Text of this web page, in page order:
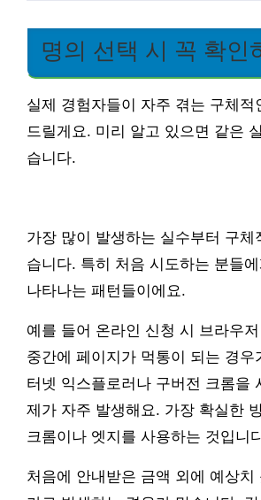
명의 선택 시 꼭 확인
실제 경험자들이 자주 겪는 구체적
드릴게요. 미리 알고 있으면 같은
습니다.
가장 많이 발생하는 실수부터 구체
습니다. 특히 처음 시도하는 분들
나타나는 패턴들이에요.
예를 들어 온라인 신청 시 브라우
중간에 페이지가 먹통이 되는 경우
터넷 익스플로러나 구버전 크롬을
제가 자주 발생해요. 가장 확실한
크롬이나 엣지를 사용하는 것입니
처음에 안내받은 금액 외에 예상치